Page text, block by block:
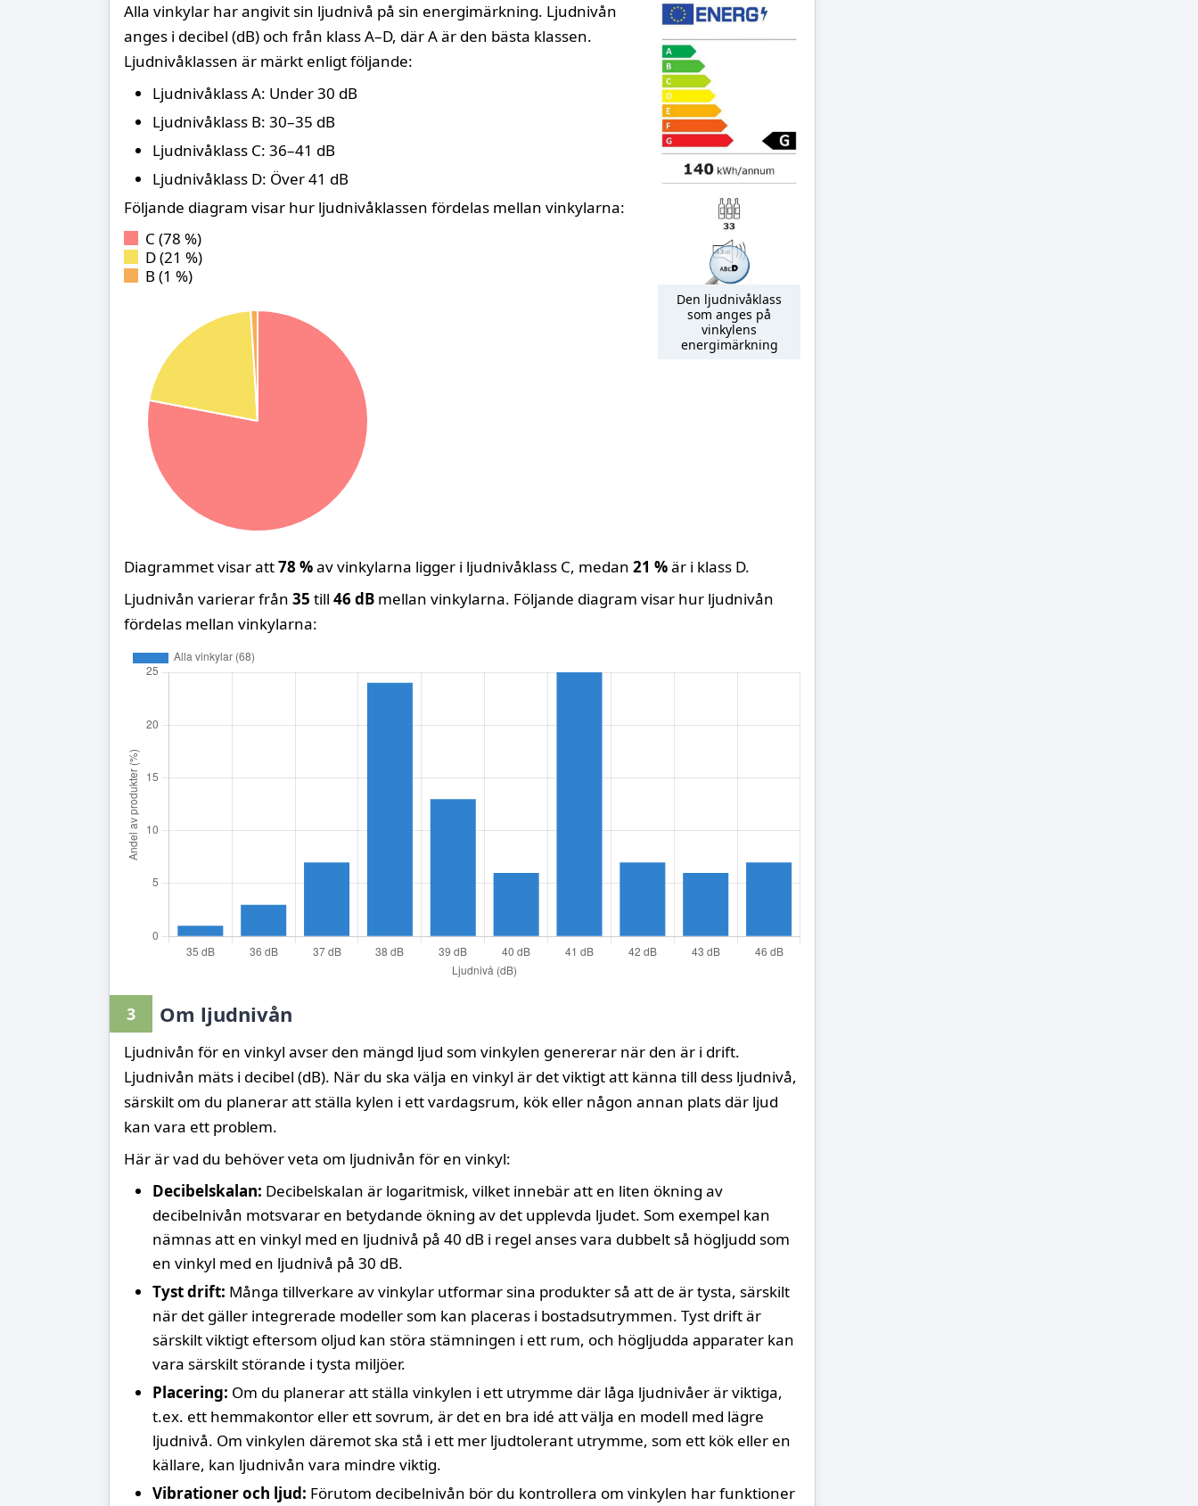
Den ljudnivåklass
som anges på
vinkylens
energimärkning
Alla vinkylar har angivit sin ljudnivå på sin energimärkning. Ljudnivån
anges i decibel (dB) och från klass A–D, där A är den bästa klassen.
Ljudnivåklassen är märkt enligt följande:
Ljudnivåklass A: Under 30 dB
Ljudnivåklass B: 30–35 dB
Ljudnivåklass C: 36–41 dB
Ljudnivåklass D: Över 41 dB
Följande diagram visar hur ljudnivåklassen fördelas mellan vinkylarna:
C (78 %)
D (21 %)
B (1 %)
Diagrammet visar att78 %av vinkylarna ligger i ljudnivåklass C, medan 21 %är i klass D.
Ljudnivån varierar från 35 till 46 dB mellan vinkylarna. Följande diagram visar hur ljudnivån
fördelas mellan vinkylarna:
3 Om ljudnivån
Ljudnivån för en vinkyl avser den mängd ljud som vinkylen genererar när den är i drift.
Ljudnivån mäts i decibel (dB). När du ska välja en vinkyl är det viktigt att känna till dess ljudnivå,
särskilt om du planerar att ställa kylen i ett vardagsrum, kök eller någon annan plats där ljud
kan vara ett problem.
Här är vad du behöver veta om ljudnivån för en vinkyl:
Decibelskalan: Decibelskalan är logaritmisk, vilket innebär att en liten ökning av
decibelnivån motsvarar en betydande ökning av det upplevda ljudet. Som exempel kan
nämnas att en vinkyl med en ljudnivå på 40 dB i regel anses vara dubbelt så högljudd som
en vinkyl med en ljudnivå på 30 dB.
Tyst drift: Många tillverkare av vinkylar utformar sina produkter så att de är tysta, särskilt
när det gäller integrerade modeller som kan placeras i bostadsutrymmen. Tyst drift är
särskilt viktigt eftersom oljud kan störa stämningen i ett rum, och högljudda apparater kan
vara särskilt störande i tysta miljöer.
Placering: Om du planerar att ställa vinkylen i ett utrymme där låga ljudnivåer är viktiga,
t.ex. ett hemmakontor eller ett sovrum, är det en bra idé att välja en modell med lägre
ljudnivå. Om vinkylen däremot ska stå i ett mer ljudtolerant utrymme, som ett kök eller en
källare, kan ljudnivån vara mindre viktig.
Vibrationer och ljud: Förutom decibelnivån bör du kontrollera om vinkylen har funktioner